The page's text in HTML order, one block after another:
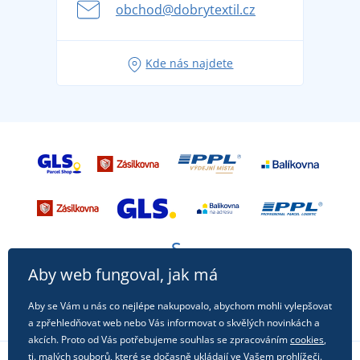
Tipy na svěží outfity pro pohodové léto
obchod@dobrytextil.cz
Kde nás najdete
Aby web fungoval, jak má
Aby se Vám u nás co nejlépe nakupovalo, abychom mohli vylepšovat
a zpřehledňovat web nebo Vás informovat o skvělých novinkách a
akcích. Proto od Vás potřebujeme souhlas se zpracovánímcookies,
tj. malých souborů, které se dočasně ukládají ve Vašem prohlížeči.